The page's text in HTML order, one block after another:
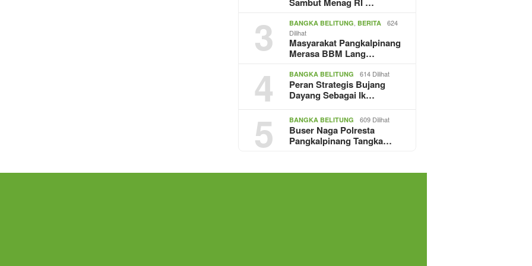
3 BANGKA BELITUNG BERITA
624
Dilihat
Masyarakat Pangkalpinang
Merasa BBM Lang…
4 BANGKA BELITUNG 614 Dilihat
Peran Strategis Bujang
Dayang Sebagai Ik…
5 BANGKA BELITUNG 609 Dilihat
Buser Naga Polresta
Pangkalpinang Tangka…